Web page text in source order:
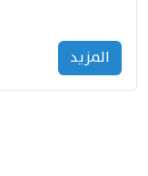
المزید